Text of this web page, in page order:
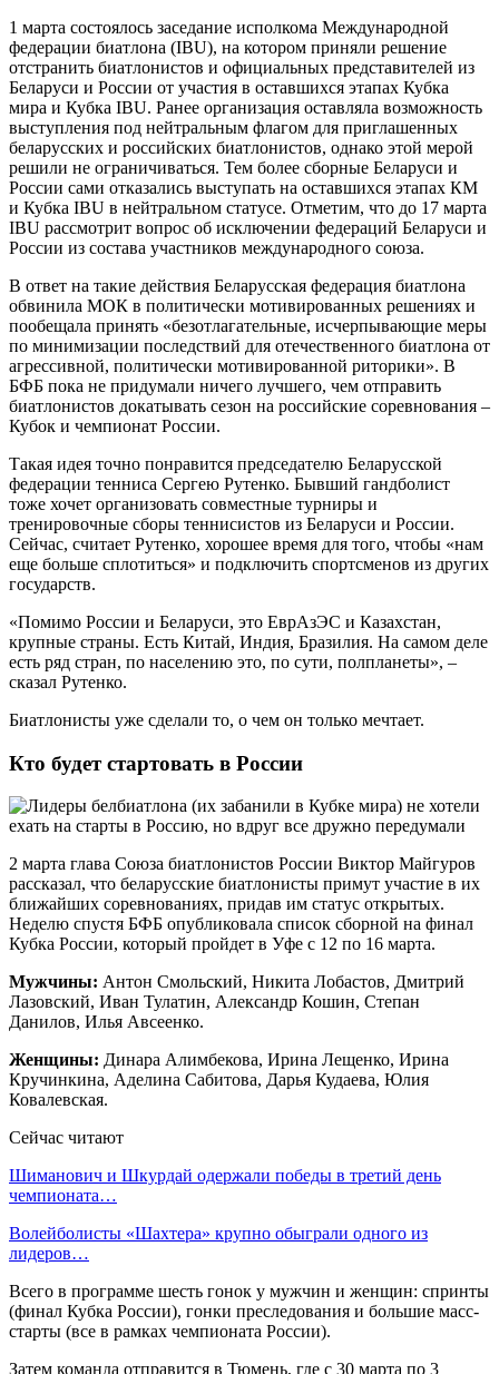
1 марта состоялось заседание исполкома Международной
федерации биатлона (IBU), на котором приняли решение
отстранить биатлонистов и официальных представителей из
Беларуси и России от участия в оставшихся этапах Кубка
мира и Кубка IBU. Ранее организация оставляла возможность
выступления под нейтральным флагом для приглашенных
беларусских и российских биатлонистов, однако этой мерой
решили не ограничиваться. Тем более сборные Беларуси и
России сами отказались выступать на оставшихся этапах КМ
и Кубка IBU в нейтральном статусе. Отметим, что до 17 марта
IBU рассмотрит вопрос об исключении федераций Беларуси и
России из состава участников международного союза.
В ответ на такие действия Беларусская федерация биатлона
обвинила МОК в политически мотивированных решениях и
пообещала принять «безотлагательные, исчерпывающие меры
по минимизации последствий для отечественного биатлона от
агрессивной, политически мотивированной риторики». В
БФБ пока не придумали ничего лучшего, чем отправить
биатлонистов докатывать сезон на российские соревнования –
Кубок и чемпионат России.
Такая идея точно понравится председателю Беларусской
федерации тенниса Сергею Рутенко. Бывший гандболист
тоже хочет организовать совместные турниры и
тренировочные сборы теннисистов из Беларуси и России.
Сейчас, считает Рутенко, хорошее время для того, чтобы «нам
еще больше сплотиться» и подключить спортсменов из других
государств.
«Помимо России и Беларуси, это ЕврАзЭС и Казахстан,
крупные страны. Есть Китай, Индия, Бразилия. На самом деле
есть ряд стран, по населению это, по сути, полпланеты», –
сказал Рутенко.
Биатлонисты уже сделали то, о чем он только мечтает.
Кто будет стартовать в России
2 марта глава Союза биатлонистов России Виктор Майгуров
рассказал, что беларусские биатлонисты примут участие в их
ближайших соревнованиях, придав им статус открытых.
Неделю спустя БФБ опубликовала список сборной на финал
Кубка России, который пройдет в Уфе с 12 по 16 марта.
Мужчины: Антон Смольский, Никита Лобастов, Дмитрий
Лазовский, Иван Тулатин, Александр Кошин, Степан
Данилов, Илья Авсеенко.
Женщины: Динара Алимбекова, Ирина Лещенко, Ирина
Кручинкина, Аделина Сабитова, Дарья Кудаева, Юлия
Ковалевская.
Сейчас читают
Шиманович и Шкурдай одержали победы в третий день
чемпионата…
Волейболисты «Шахтера» крупно обыграли одного из
лидеров…
Всего в программе шесть гонок у мужчин и женщин: спринты
(финал Кубка России), гонки преследования и большие масс-
старты (все в рамках чемпионата России).
Затем команда отправится в Тюмень, где с 30 марта по 3